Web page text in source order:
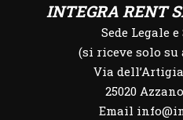
INTEGRA RENT
Sede Legale
(si riceve solo
Via
25020
Email